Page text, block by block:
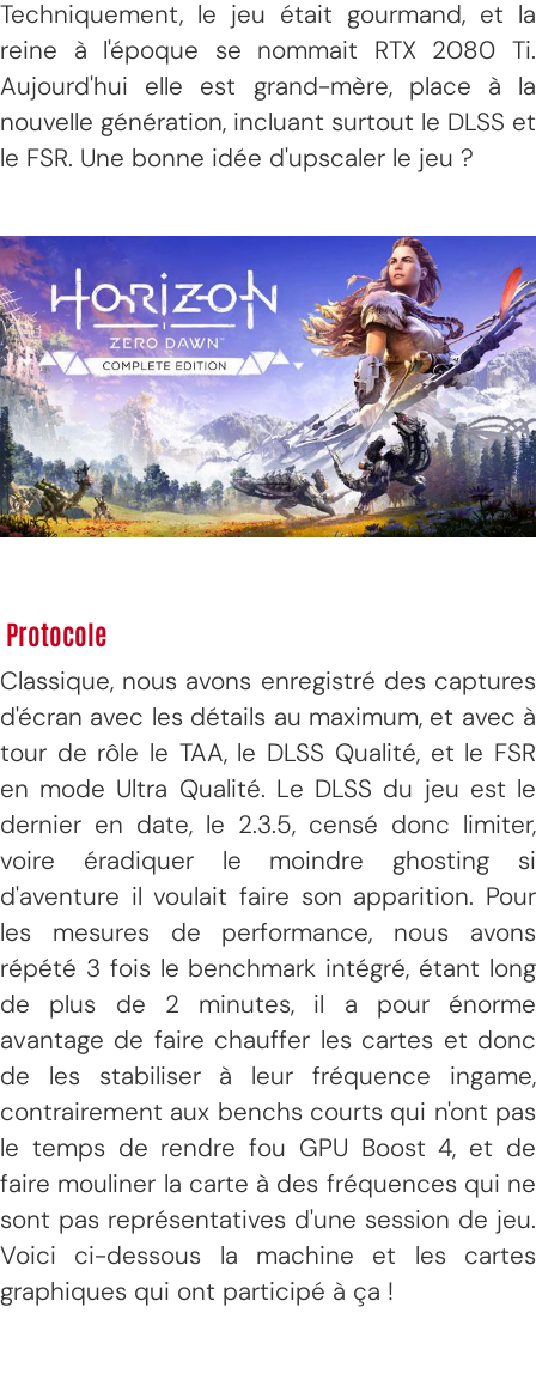
Techniquement, le jeu était gourmand, et la
reine à l'époque se nommait RTX 2080 Ti.
Aujourd'hui elle est grand-mère, place à la
nouvelle génération, incluant surtout le DLSS et
le FSR. Une bonne idée d'upscaler le jeu ?
Protocole
Classique, nous avons enregistré des captures
d'écran avec les détails au maximum, et avec à
tour de rôle le TAA, le DLSS Qualité, et le FSR
en mode Ultra Qualité. Le DLSS du jeu est le
dernier en date, le 2.3.5, censé donc limiter,
voire éradiquer le moindre ghosting si
d'aventure il voulait faire son apparition. Pour
les mesures de performance, nous avons
répété 3 fois le benchmark intégré, étant long
de plus de 2 minutes, il a pour énorme
avantage de faire chauffer les cartes et donc
de les stabiliser à leur fréquence ingame,
contrairement aux benchs courts qui n'ont pas
le temps de rendre fou GPU Boost 4, et de
faire mouliner la carte à des fréquences qui ne
sont pas représentatives d'une session de jeu.
Voici ci-dessous la machine et les cartes
graphiques qui ont participé à ça !